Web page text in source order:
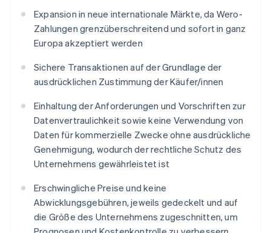
Expansion in neue internationale Märkte, da Wero-
Zahlungen grenzüberschreitend und sofort in ganz
Europa akzeptiert werden
Sichere Transaktionen auf der Grundlage der
ausdrücklichen Zustimmung der Käufer/innen
Einhaltung der Anforderungen und Vorschriften zur
Datenvertraulichkeit sowie keine Verwendung von
Daten für kommerzielle Zwecke ohne ausdrückliche
Genehmigung, wodurch der rechtliche Schutz des
Unternehmens gewährleistet ist
Erschwingliche Preise und keine
Abwicklungsgebühren, jeweils gedeckelt und auf
die Größe des Unternehmens zugeschnitten, um